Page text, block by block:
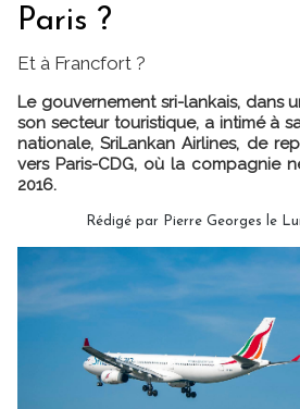
Paris ?
Et à Francfort ?
Le gouvernement sri-lankais, dans
son secteur touristique, a intimé à
nationale, SriLankan Airlines, de
vers Paris-CDG, où la compagnie
2016.
Rédigé par Pierre Georges le